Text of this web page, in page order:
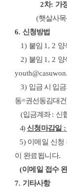
2차: 가
(햇살사목
6. 신청방법
1) 붙임 1, 2 양
2) 붙임 1, 2 양
3) 입금 시 입
동=권선동김대건
(입금계좌: 신
4) 신청마감일
5) 이메일 신청
이 완료됩니다.
(이메일 접수
7. 기타사항